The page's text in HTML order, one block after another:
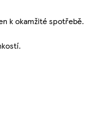
k okamžité spotřebě.